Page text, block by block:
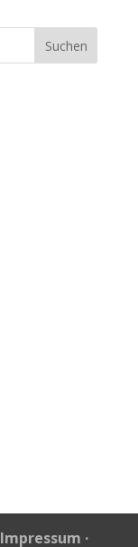
Impressum ·